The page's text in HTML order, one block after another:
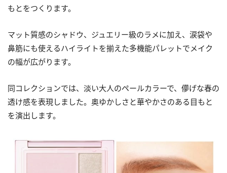
もとをつくります。
マット質感のシャドウ、ジュエリー級のラメに加え、涙袋や
鼻筋にも使えるハイライトを揃えた多機能パレットでメイク
の幅が広がります。
同コレクションでは、淡い大人のペールカラーで、儚げな春の
透け感を表現しました。奥ゆかしさと華やかさのある目もと
を演出します。